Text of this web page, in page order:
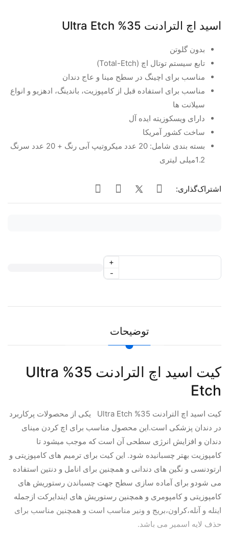
اسید اچ الترادنت 35% Ultra Etch
بدون گلوتن
تابع سیستم توتال اچ (Total-Etch)
مناسب برای اچینگ در سطح مینا و عاج دندان
مناسب برای استفاده قبل از کامپوزیت، باندینگ، ادهزیو و انواع
سیلانت ها
دارای ویسکوزیته ایده آل
ساخت کشور آمریکا
بسته بندی شامل: 20 عدد میکروتیپ آبی رنگ + 20 عدد سرنگ
1.2میلی لیتری
اشتراک‌گذاری:
-
+
توضیحات
کیت اسید اچ الترادنت 35% Ultra
Etch
کیت اسید اچ الترادنت 35% Ultra Etch یکی از محصولات پرکاربرد
در دندان پزشکی است.این محصول مناسب برای اچ کردن مینای
دندان و افزایش انرژی سطحی آن است که موجب میشود تا
کامپوزیت بهتر چسبانیده شود. این کیت برای ترمیم های کامپوزیتی و
ارتودنسی و نگین های دندانی و همچنین برای انامل و دنتین استفاده
می شودو برای آماده سازی سطح جهت چسباندن رستوریش های
کامپوزیتی و کامپومری و همچنین رستوریش های ایندایرکت ازجمله
اینله و آنله،کراون،بریج و ونیر مناسب است و همچنین مناسب برای
حذف لایه اسمیر می باشد.